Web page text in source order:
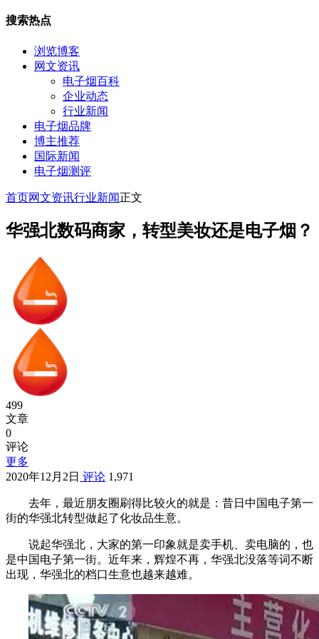
搜索热点
浏览博客
网文资讯
电子烟百科
企业动态
行业新闻
电子烟品牌
博主推荐
国际新闻
电子烟测评
首页网文资讯行业新闻正文
华强北数码商家，转型美妆还是电子烟？
499
文章
0
评论
更多
2020年12月2日 评论 1,971
去年，最近朋友圈刷得比较火的就是：昔日中国电子第一
街的华强北转型做起了化妆品生意。
说起华强北，大家的第一印象就是卖手机、卖电脑的，也
是中国电子第一街。近年来，辉煌不再，华强北没落等词不断
出现，华强北的档口生意也越来越难。